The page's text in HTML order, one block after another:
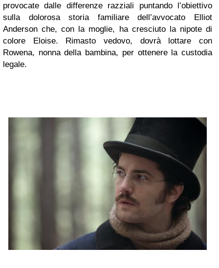
provocate dalle differenze razziali puntando l’obiettivo
sulla dolorosa storia familiare dell’avvocato Elliot
Anderson che, con la moglie, ha cresciuto la nipote di
colore Eloise. Rimasto vedovo, dovrà lottare con
Rowena, nonna della bambina, per ottenere la custodia
legale.